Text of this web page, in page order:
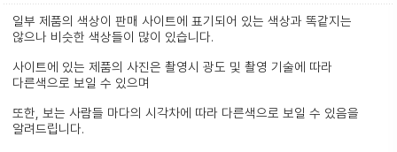
일부 제품의 색상이 판매 사이트에 표기되어 있는 색상과 똑같지는
않으나 비슷한 색상들이 많이 있습니다.
사이트에 있는 제품의 사진은 촬영시 광도 및 촬영 기술에 따라
다른색으로 보일 수 있으며
또한, 보는 사람들 마다의 시각차에 따라 다른색으로 보일 수 있음을
알려드립니다.